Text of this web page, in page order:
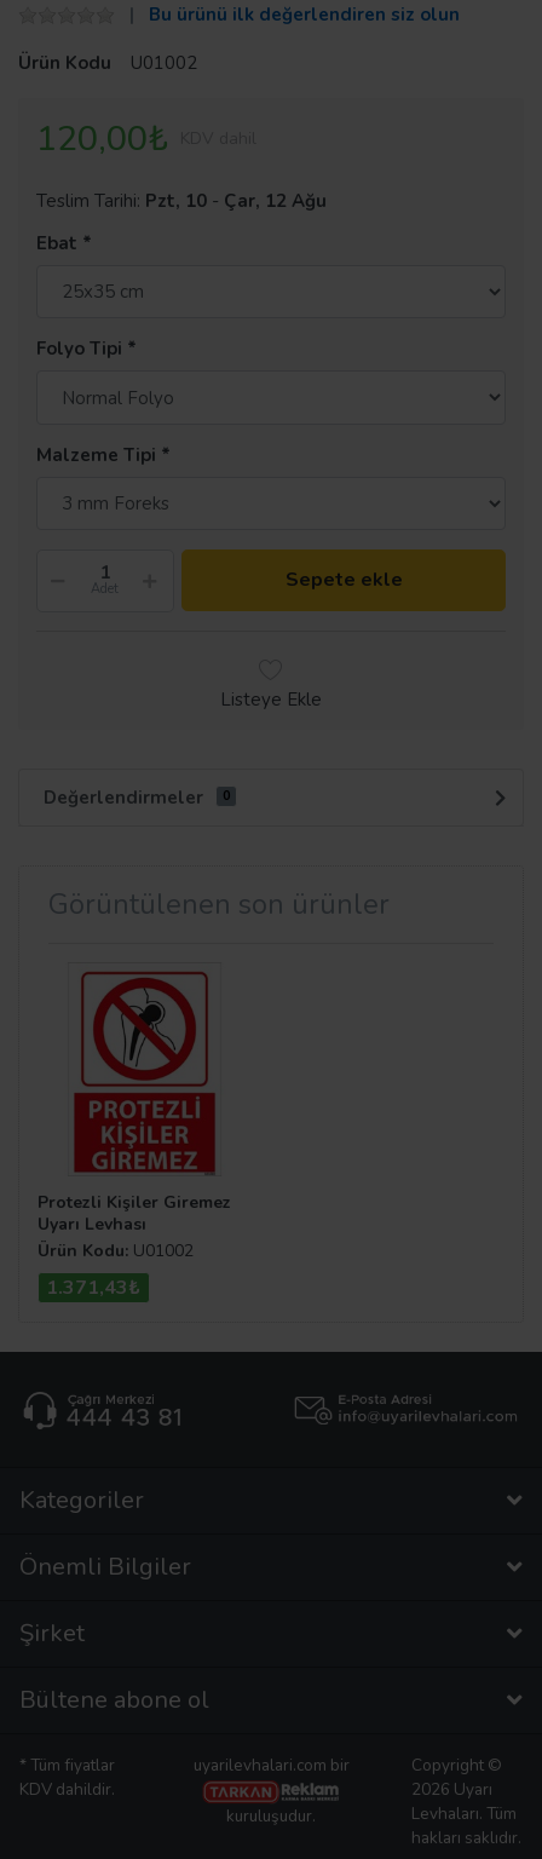
Bu ürünü ilk değerlendiren siz olun
Ürün Kodu
U01002
120,00₺
Teslim Tarihi: Pzt, 10 - Çar, 12 Ağu
Ebat
Folyo Tipi
Malzeme Tipi
Adet Sepete ekle
Listeye Ekle
Değerlendirmeler 0
Görüntülenen son ürünler
Protezli Kişiler Giremez
Uyarı Levhası
Ürün Kodu: U01002
1.371,43₺
Kategoriler
Önemli Bilgiler
Şirket
Bültene abone ol
* Tüm fiyatlar
KDV dahildir.
uyarilevhalari.com bir
kuruluşudur.
Copyright ©
2026 Uyarı
Levhaları. Tüm
hakları saklıdır.